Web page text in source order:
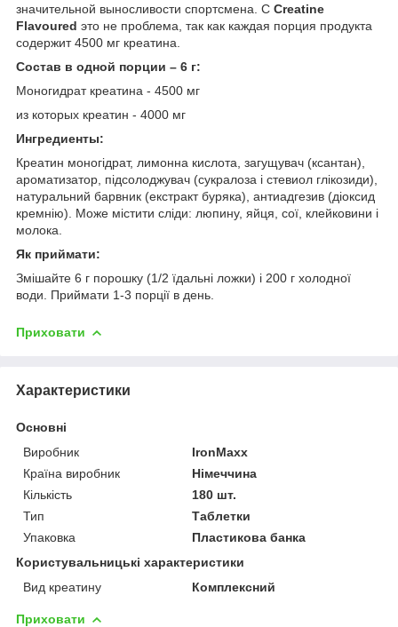
значительной выносливости спортсмена. С Creatine
Flavoured это не проблема, так как каждая порция продукта
содержит 4500 мг креатина.
Состав в одной порции – 6 г:
Моногидрат креатина - 4500 мг
из которых креатин - 4000 мг
Ингредиенты:
Креатин моногідрат, лимонна кислота, загущувач (ксантан),
ароматизатор, підсолоджувач (сукралоза і стевиол глікозиди),
натуральний барвник (екстракт буряка), антиадгезив (діоксид
кремнію). Може містити сліди: люпину, яйця, сої, клейковини і
молока.
Як приймати:
Змішайте 6 г порошку (1/2 їдальні ложки) і 200 г холодної
води. Приймати 1-3 порції в день.
Приховати
Характеристики
Основні
Виробник
IronMaxx
Країна виробник
Німеччина
Кількість
180 шт.
Тип
Таблетки
Упаковка
Пластикова банка
Користувальницькі характеристики
Вид креатину
Комплексний
Приховати